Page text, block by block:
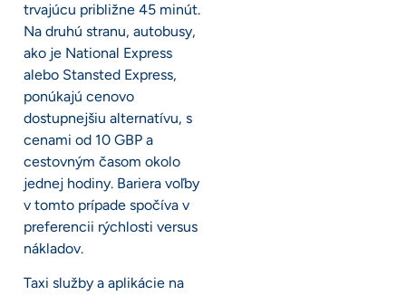
trvajúcu približne 45 minút.
Na druhú stranu, autobusy,
ako je National Express
alebo Stansted Express,
ponúkajú cenovo
dostupnejšiu alternatívu, s
cenami od 10 GBP a
cestovným časom okolo
jednej hodiny. Bariera voľby
v tomto prípade spočíva v
preferencii rýchlosti versus
nákladov.
Taxi služby a aplikácie na